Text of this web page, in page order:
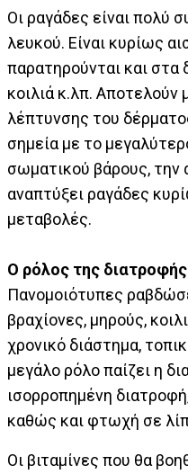
Οι ραγάδες είναι πολύ
λευκού. Είναι κυρίως
παρατηρούνται και στα
κοιλιά κ.λπ. Αποτελούν
λέπτυνσης του
σημεία με το
σωματικού βάρους, την
αναπτύξει ραγάδες
μεταβολές.
Ο ρόλος της διατροφής
Πανομοιότυπες
βραχίονες, μηρούς,
χρονικό διάστημα,
μεγάλο ρόλο παίζει η
ισορροπημένη
καθώς και φτωχή σε
Οι βιταμίνες που θα